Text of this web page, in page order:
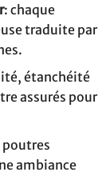
: chaque
traduite par
étanchéité
assurés pour
ambiance